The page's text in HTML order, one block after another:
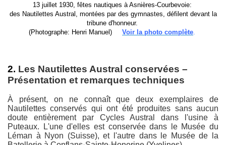
13 juillet 1930, fêtes nautiques à Asnières-Courbevoie:
des Nautilettes Austral, montées par des gymnastes, défilent devant la
tribune d'honneur.
(Photographe: Henri Manuel)
Voir la photo complète
2. Les Nautilettes Austral conservées –
Présentation et remarques techniques
À présent, on ne connaît que deux exemplaires de
Nautilettes conservés qui ont été produites sans aucun
doute entièrement par Cycles Austral dans l'usine à
Puteaux. L'une d'elles est conservée dans le Musée du
Léman à Nyon (Suisse), et l'autre dans le Musée de la